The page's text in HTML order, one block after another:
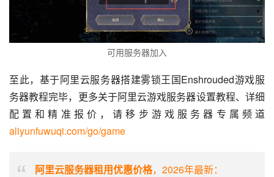
可用服务器加入
至此，基于阿里云服务器搭建雾锁王国Enshrouded游戏服
务器教程完毕，更多关于阿里云游戏服务器设置教程、详细
aliyunfuwuqi.com/go/game
阿里云服务器租用优惠价格，2026年最新：